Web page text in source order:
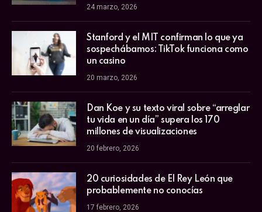
24 marzo, 2026
Stanford y el MIT confirman lo que ya
sospechábamos: TikTok funciona como
un casino
20 marzo, 2026
Dan Koe y su texto viral sobre “arreglar
tu vida en un día” supera los 170
millones de visualizaciones
20 febrero, 2026
20 curiosidades de El Rey León que
probablemente no conocías
17 febrero, 2026